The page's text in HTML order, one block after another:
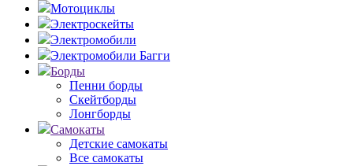
Мотоциклы
Электроскейты
Электромобили
Электромобили Багги
Борды
Пенни борды
Скейтборды
Лонгборды
Самокаты
Детские самокаты
Все самокаты